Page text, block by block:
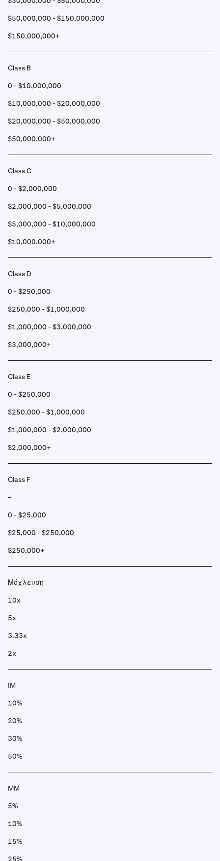
$50,000,000 - $150,000,000
$150,000,000+
Class B
0 - $10,000,000
$10,000,000 - $20,000,000
$20,000,000 - $50,000,000
$50,000,000+
Class C
0 - $2,000,000
$2,000,000 - $5,000,000
$5,000,000 - $10,000,000
$10,000,000+
Class D
0 - $250,000
$250,000 - $1,000,000
$1,000,000 - $3,000,000
$3,000,000+
Class E
0 - $250,000
$250,000 - $1,000,000
$1,000,000 - $2,000,000
$2,000,000+
Class F
–
0 - $25,000
$25,000 - $250,000
$250,000+
Μόχλευση
10x
5x
3.33x
2x
IM
10%
20%
30%
50%
MM
5%
10%
15%
25%